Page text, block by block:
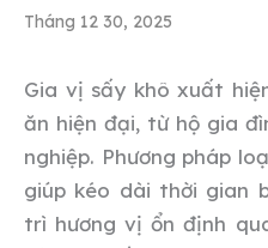
Tháng 12 30, 2025
Gia vị sấy khô xuất
ăn hiện đại, từ hộ gia
nghiệp. Phương pháp
giúp kéo dài thời gian
trì hương vị ổn định